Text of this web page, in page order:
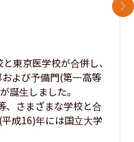
東京医学校が合併し、
よび予備門(第一高等
誕生しました。
、さまざまな学校と合
成16)年には国立大学
次